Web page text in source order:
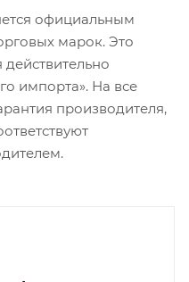
официальным
марок. Это
действительно
импорта». На все
производителя,